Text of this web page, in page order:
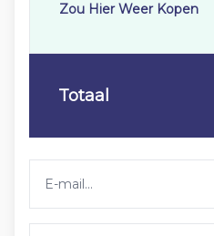
Zou Hier Weer Kopen
Totaal